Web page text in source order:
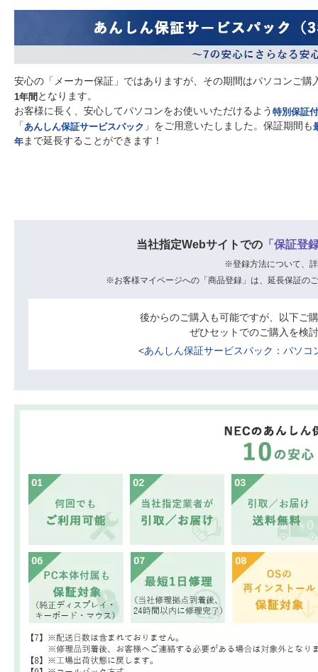
安心の「メーカー保証」ではありますが、その期間はパソコンご購
1年間 となります。
お客様に長く、安心してパソコンをお使いいただけるよう 特別保証
「あんしん保証サービスパック 」をご用意いたしました。保証期間も
年 まで延長することができます！
当社指定Webサイトでの 「保証登
※登録方法について、
※お客様マイページへの「商品登録」は、延長保証の
後からのご購入も可能ですが、以下ご
ぜひセットでのご購入を検
<あんしん保証サービスパック：パソコ